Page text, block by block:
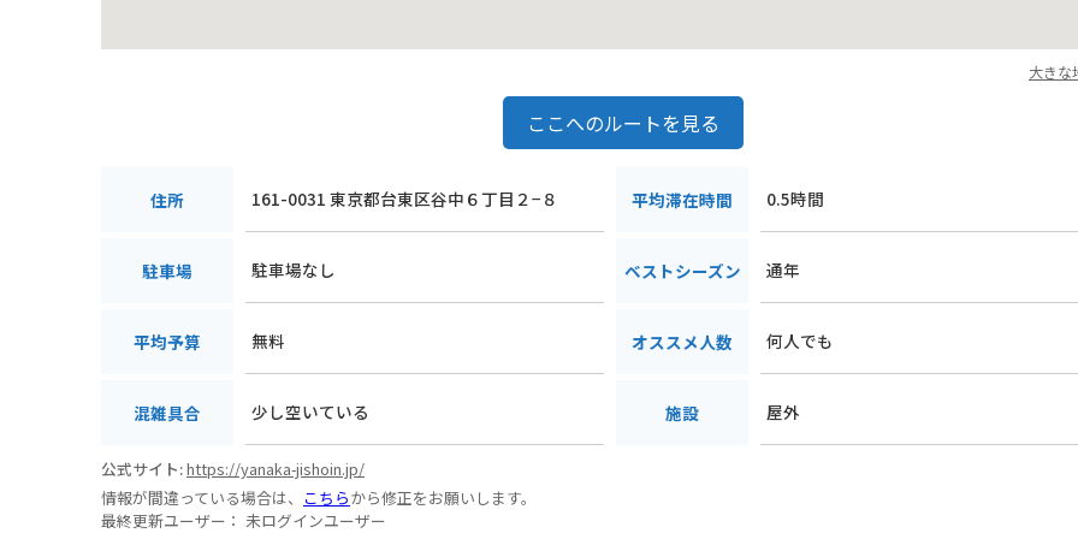
大きな
ここへのルートを見る
住所 161-0031 東京都台東区谷中６丁目２−８ 平均滞在時間 0.5時間
駐車場 駐車場なし ベストシーズン 通年
平均予算 無料 オススメ人数 何人でも
混雑具合 少し空いている 施設 屋外
公式サイト:https://yanaka-jishoin.jp/
情報が間違っている場合は、 こちらから修正をお願いします。
最終更新ユーザー： 未ログインユーザー